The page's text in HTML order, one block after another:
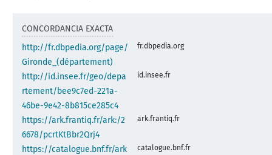
CONCORDANCIA EXACTA
http://fr.dbpedia.org/page/
Gironde_(département)
fr.dbpedia.org
http://id.insee.fr/geo/depa
rtement/bee9c7ed-221a-
46be-9e42-8b815ce285c4
id.insee.fr
https://ark.frantiq.fr/ark:/2
6678/pcrtKtBbr2Qrj4
ark.frantiq.fr
https://catalogue.bnf.fr/ark
catalogue.bnf.fr